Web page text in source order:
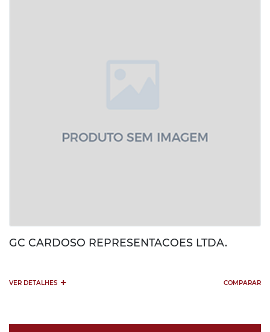
GC CARDOSO REPRESENTACOES LTDA.
VER DETALHES + COMPARAR